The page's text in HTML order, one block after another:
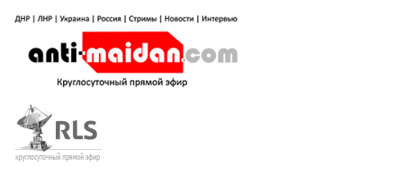
содержимому
Антимайдан: Гражданская война
на Украине
гражданской войне на Украине, включая события в Новороссии, ДНР,
ЛНР и других регионах.